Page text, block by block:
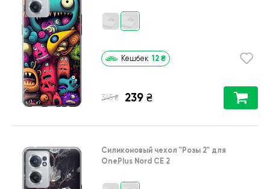
Кешбек 12 ₴
345 ₴ 239 ₴
Силиконовый чехол "Розы 2" для
OnePlus Nord CE 2